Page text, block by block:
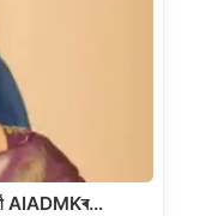
AIADMKৰ…